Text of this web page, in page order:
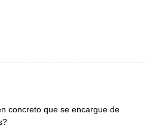
concreto que se encargue de